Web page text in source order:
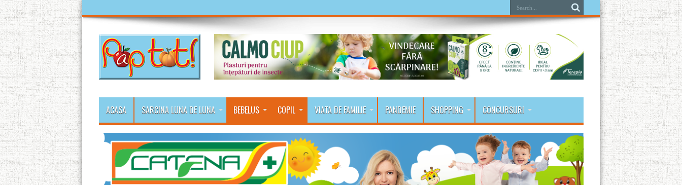
ACASA SARCINA LUNA DE LUNA BEBELUS COPIL VIATA DE FAMILIE PANDEMIE SHOPPING CONCURSURI